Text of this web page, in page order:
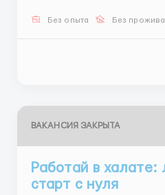
жизни. Быстрый старт за 3
Без опыта Без
ВАКАНСИЯ ЗАКРЫТА
Работай в халате:
старт с нуля